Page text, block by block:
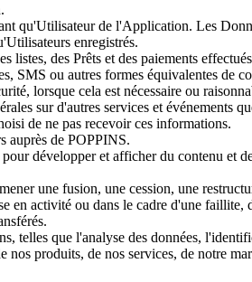
qu'Utilisateur de l'Application. Les
enregistrés.
des Prêts et des paiements
SMS ou autres formes équivalentes de
lorsque cela est nécessaire ou
sur d'autres services et événements
de ne pas recevoir ces informations.
auprès de POPPINS.
développer et afficher du contenu et
une fusion, une cession, une
en activité ou dans le cadre d'une
telles que l'analyse des données,
produits, de nos services, de notre